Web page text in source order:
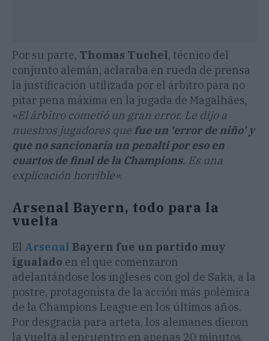
Por su parte, Thomas Tuchel, técnico del
conjunto alemán, aclaraba en rueda de prensa
la justificación utilizada por el árbitro para no
pitar pena máxima en la jugada de Magalhães,
«El árbitro cometió un gran error. Le dijo a
nuestros jugadores que fue un 'error de niño' y
que no sancionaría un penalti por eso en
cuartos de final de la Champions. Es una
explicación horrible».
Arsenal Bayern, todo para la
vuelta
El Arsenal Bayern fue un partido muy
igualado en el que comenzaron
adelantándose los ingleses con gol de Saka, a la
postre, protagonista de la acción más polémica
de la Champions League en los últimos años.
Por desgracia para arteta, los alemanes dieron
la vuelta al encuentro en apenas 20 minutos,